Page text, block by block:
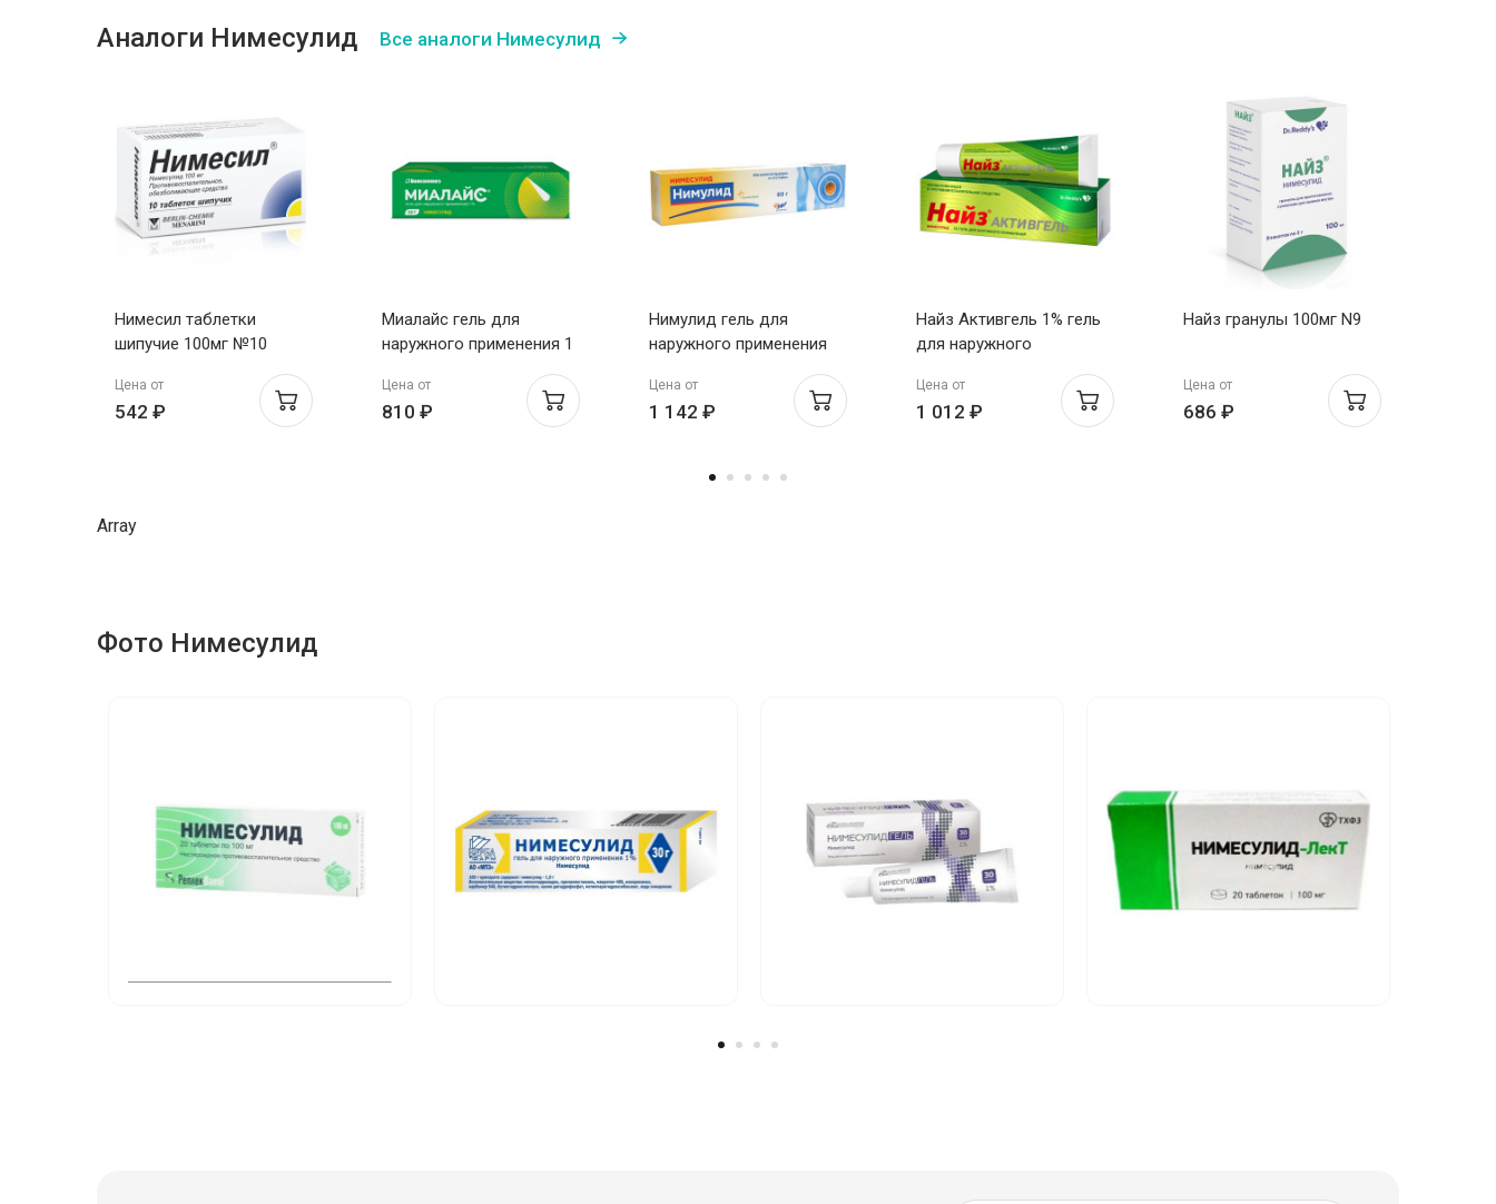
Аналоги Нимесулид Все аналоги Нимесулид
Нимесил таблетки
шипучие 100мг №10
Цена от
542 ₽
Миалайс гель для
наружного применения 1
Цена от
810 ₽
Нимулид гель для
наружного применения
Цена от
1 142 ₽
Найз Активгель 1% гель
для наружного
Цена от
1 012 ₽
Найз гранулы 100мг N9
Цена от
686 ₽
Array
Фото Нимесулид